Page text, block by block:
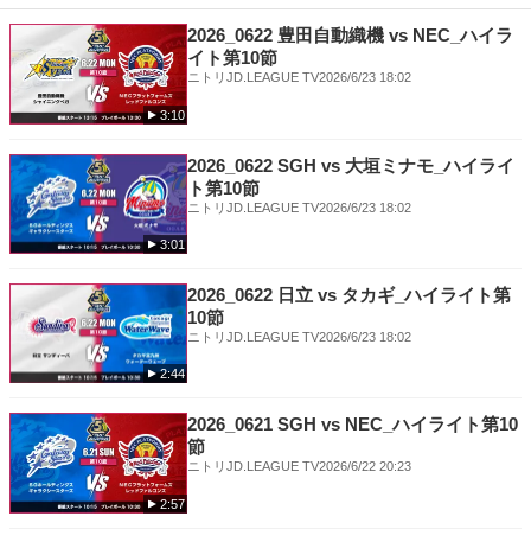
3:10
2026_0622 豊田自動織機 vs NEC_ハイラ
イト第10節
ニトリJD.LEAGUE TV2026/6/23 18:02
3:01
2026_0622 SGH vs 大垣ミナモ_ハイライ
ト第10節
ニトリJD.LEAGUE TV2026/6/23 18:02
2:44
2026_0622 日立 vs タカギ_ハイライト第
10節
ニトリJD.LEAGUE TV2026/6/23 18:02
2:57
2026_0621 SGH vs NEC_ハイライト第10
節
ニトリJD.LEAGUE TV2026/6/22 20:23